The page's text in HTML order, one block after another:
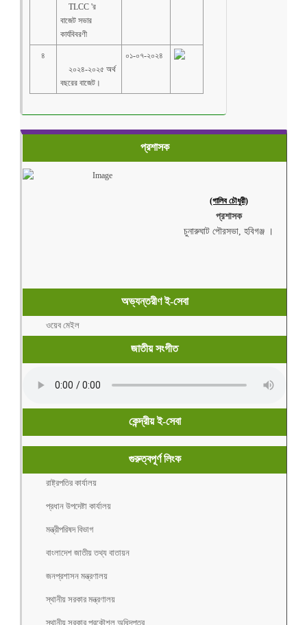
    TLCC 'র
বাজেট সভার
৪
    ২০২৪-২০২৫ অর্থ
০১-০৭-২০২৪
প্রশাসক
(গালিব চৌধুরী)
প্রশাসক
চুনারুঘাট পৌরসভা, হবিগঞ্জ ।
অভ্যন্তরীণ ই-সেবা
ওয়েব মেইল
জাতীয় সংগীত
কেন্দ্রীয় ই-সেবা
গুরুত্বপূর্ণ লিংক
রাষ্ট্রপতির কার্যালয়
প্রধান উপদেষ্টা কার্যালয়
মন্ত্রীপরিষদ বিভাগ
বাংলাদেশ জাতীয় তথ্য বাতায়ন
জনপ্রশাসন মন্ত্রণালয়
স্থানীয় সরকার মন্ত্রণালয়
স্থানীয় সরকার প্রকৌশল অধিদপ্তর